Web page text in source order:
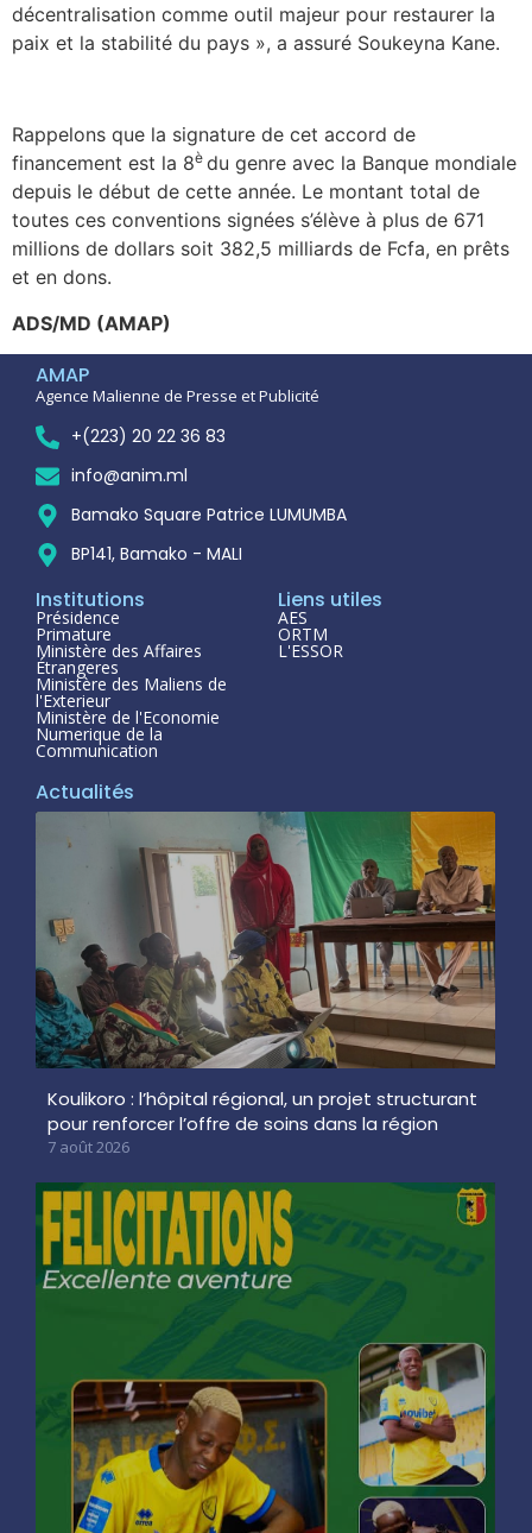
décentralisation comme outil majeur pour restaurer la
paix et la stabilité du pays », a assuré Soukeyna Kane.
Rappelons que la signature de cet accord de
financement est la 8è du genre avec la Banque mondiale
depuis le début de cette année. Le montant total de
toutes ces conventions signées s’élève à plus de 671
millions de dollars soit 382,5 milliards de Fcfa, en prêts
et en dons.
ADS/MD (AMAP)
AMAP
Agence Malienne de Presse et Publicité
+(223) 20 22 36 83
info@anim.ml
Bamako Square Patrice LUMUMBA
BP141, Bamako - MALI
Institutions
Présidence
Primature
Ministère des Affaires
Étrangeres
Ministère des Maliens de
l'Exterieur
Ministère de l'Economie
Numerique de la
Communication
Liens utiles
AES
ORTM
L'ESSOR
Actualités
Koulikoro : l’hôpital régional, un projet structurant
pour renforcer l’offre de soins dans la région
7 août 2026